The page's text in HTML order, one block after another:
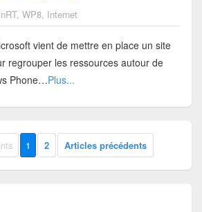
, WP8, Internet
vient de mettre en place un site
regrouper les ressources autour de
Phone…Plus...
1 2 Articles précédents